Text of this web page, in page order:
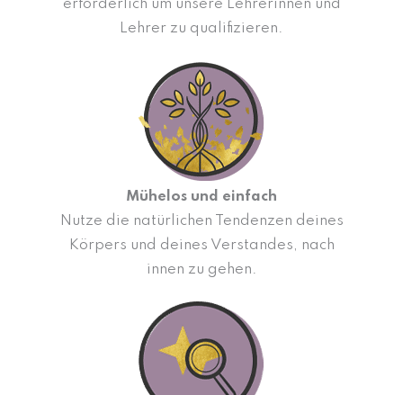
erforderlich um unsere Lehrerinnen und
Lehrer zu qualifizieren.
Mühelos und einfach
Nutze die natürlichen Tendenzen deines
Körpers und deines Verstandes, nach
innen zu gehen.